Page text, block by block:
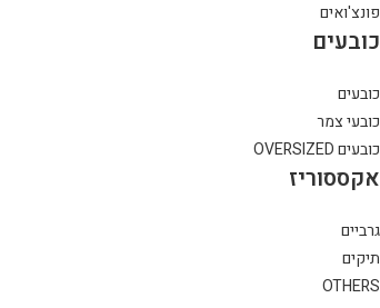
פונצ'ואים
כובעים
כובעים
כובעי צמר
כובעים OVERSIZED
אקססוריז
גרביים
תיקים
OTHERS